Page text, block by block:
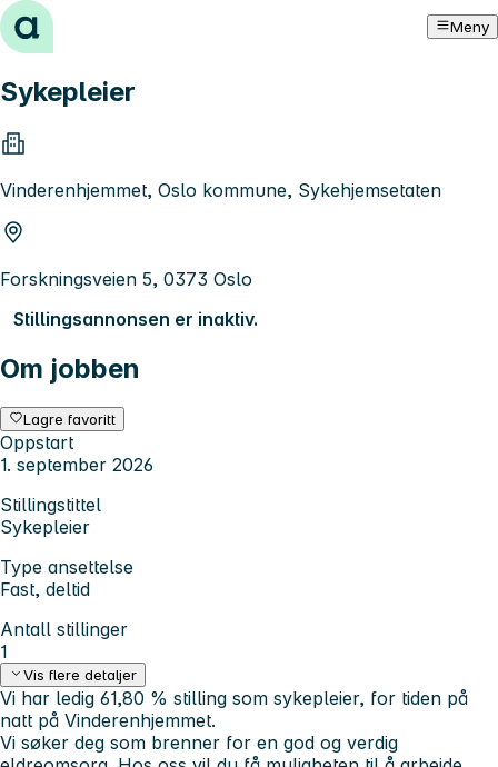
Hopp til innhold Meny
Sykepleier
Vinderenhjemmet, Oslo kommune, Sykehjemsetaten
Forskningsveien 5, 0373 Oslo
Stillingsannonsen er inaktiv.
Om jobben
Lagre favoritt
Oppstart
1. september 2026
Stillingstittel
Sykepleier
Type ansettelse
Fast, deltid
Antall stillinger
1
Vis flere detaljer
Vi har ledig 61,80 % stilling som sykepleier, for tiden på
natt på Vinderenhjemmet.
Vi søker deg som brenner for en god og verdig